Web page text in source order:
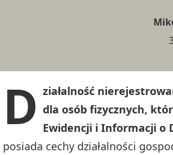
D ziałalność
dla osób fizycznych,
Ewidencji i Informacji o
posiada cechy działalności